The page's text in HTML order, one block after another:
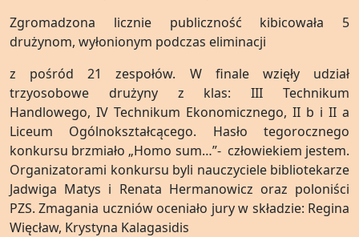
Zgromadzona licznie publiczność kibicowała 5
drużynom, wyłonionym podczas eliminacji
z pośród 21 zespołów. W finale wzięły udział
trzyosobowe drużyny z klas: III Technikum
Handlowego, IV Technikum Ekonomicznego, II b i II a
Liceum Ogólnokształcącego. Hasło tegorocznego
konkursu brzmiało „Homo sum…”- człowiekiem jestem.
Organizatorami konkursu byli nauczyciele bibliotekarze
Jadwiga Matys i Renata Hermanowicz oraz poloniści
PZS. Zmagania uczniów oceniało jury w składzie: Regina
Więcław, Krystyna Kalagasidis